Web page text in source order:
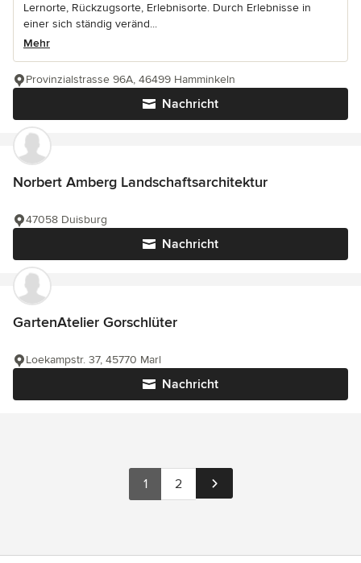
Lernorte, Rückzugsorte, Erlebnisorte. Durch Erlebnisse in
einer sich ständig veränd...
Mehr
Nachricht
Provinzialstrasse 96A, 46499 Hamminkeln
Norbert Amberg Landschaftsarchitektur
Nachricht
47058 Duisburg
GartenAtelier Gorschlüter
Nachricht
Loekampstr. 37, 45770 Marl
1 2